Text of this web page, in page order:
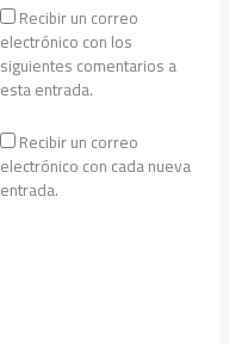
Recibir un correo
electrónico con los
siguientes comentarios a
esta entrada.
Recibir un correo
electrónico con cada nueva
entrada.